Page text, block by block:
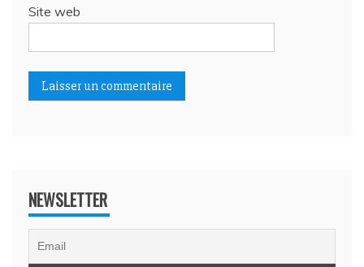
Site web
NEWSLETTER